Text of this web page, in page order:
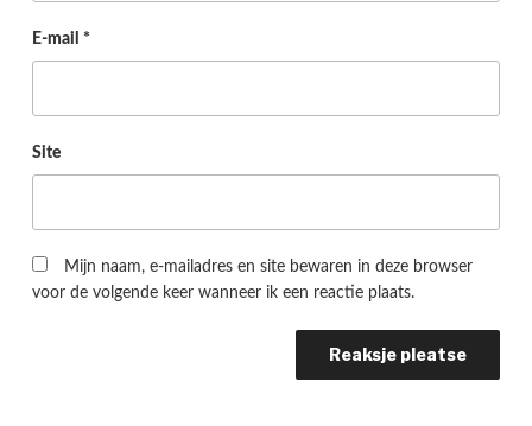
E-mail *
Site
Mijn naam, e-mailadres en site bewaren in deze browser
voor de volgende keer wanneer ik een reactie plaats.